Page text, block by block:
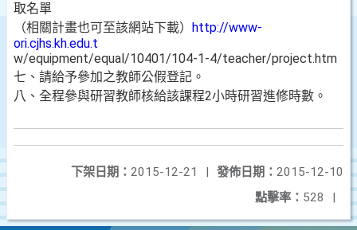
取名單
（相關計畫也可至該網站下載） http://www-
ori.cjhs.kh.edu.t
w/equipment/equal/10401/104-1-4/teacher/project.htm
七、請給予參加之教師公假登記。
八、全程參與研習教師核給該課程2小時研習進修時數。
發佈日期： 2015-12-10
下架日期： 2015-12-21
|
點擊率： 528 |